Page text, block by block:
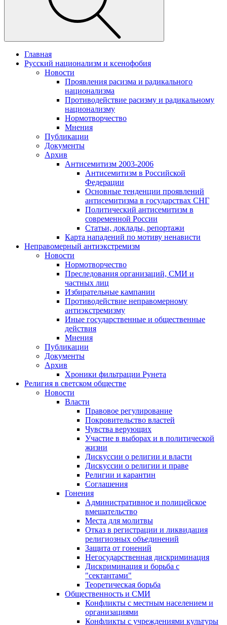
Главная
Русский национализм и ксенофобия
Новости
Проявления расизма и радикального
национализма
Противодействие расизму и радикальному
национализму
Нормотворчество
Мнения
Публикации
Документы
Архив
Антисемитизм 2003-2006
Антисемитизм в Российской
Федерации
Основные тенденции проявлений
антисемитизма в государствах СНГ
Политический антисемитизм в
современной России
Статьи, доклады, репортажи
Карта нападений по мотиву ненависти
Неправомерный антиэкстремизм
Новости
Нормотворчество
Преследования организаций, СМИ и
частных лиц
Избирательные кампании
Противодействие неправомерному
антиэкстремизму
Иные государственные и общественные
действия
Мнения
Публикации
Документы
Архив
Хроники фильтрации Рунета
Религия в светском обществе
Новости
Власти
Правовое регулирование
Покровительство властей
Чувства верующих
Участие в выборах и в политической
жизни
Дискуссии о религии и власти
Дискуссии о религии и праве
Религии и карантин
Соглашения
Гонения
Административное и полицейское
вмешательство
Места для молитвы
Отказ в регистрации и ликвидация
религиозных объединений
Защита от гонений
Негосударственная дискриминация
Дискриминация и борьба с
"сектантами"
Теоретическая борьба
Общественность и СМИ
Конфликты с местным населением и
организациями
Конфликты с учреждениями культуры